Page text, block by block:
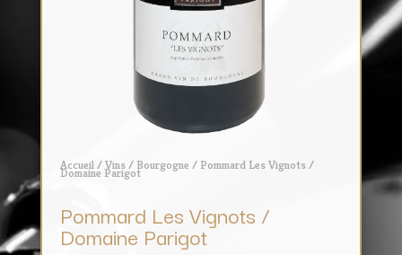
Accueil/Vins/ Bourgogne / Pommard Les Vignots /
Domaine Parigot
Pommard Les Vignots /
Domaine Parigot